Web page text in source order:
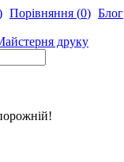
Порівняння (0) Блог